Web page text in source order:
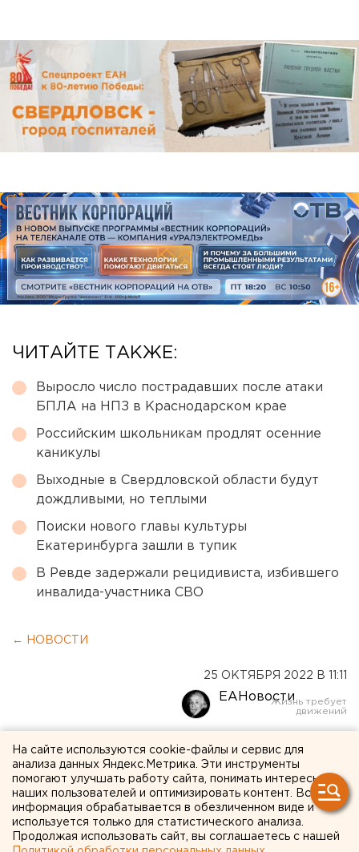
ЧИТАЙТЕ ТАКЖЕ:
Выросло число пострадавших после атаки
БПЛА на НПЗ в Краснодарском крае
Российским школьникам продлят осенние
каникулы
Выходные в Свердловской области будут
дождливыми, но теплыми
Поиски нового главы культуры
Екатеринбурга зашли в тупик
В Ревде задержали рецидивиста, избившего
инвалида-участника СВО
← НОВОСТИ
25 ОКТЯБРЯ 2022 В 11:11
ЕАНовости
Гайский ГОК обновил
здание кузницы ремонтно-
механического завода в
Оренбургской области
На сайте используются cookie-файлы и сервис для
анализа данных Яндекс.Метрика. Эти инструменты
помогают улучшать работу сайта, понимать интересы
наших пользователей и оптимизировать контент. Вся
информация обрабатывается в обезличенном виде и
используется только для статистического анализа.
Продолжая использовать сайт, вы соглашаетесь с нашей